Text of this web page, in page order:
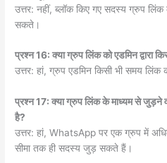
उत्तर: नहीं, ब्लॉक किए गए सदस्य ग्रुप
सकते।
प्रश्न 16: क्या ग्रुप लिंक को एडमिन द्वारा
उत्तर: हां, ग्रुप एडमिन किसी भी समय लिंक
प्रश्न 17: क्या ग्रुप लिंक के माध्यम से जुड़ने
है?
उत्तर: हां, WhatsApp पर एक ग्रुप में
सीमा तक ही सदस्य जुड़ सकते हैं।